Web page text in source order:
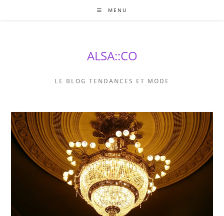
MENU
ALSA::CO
LE BLOG TENDANCES ET MODE